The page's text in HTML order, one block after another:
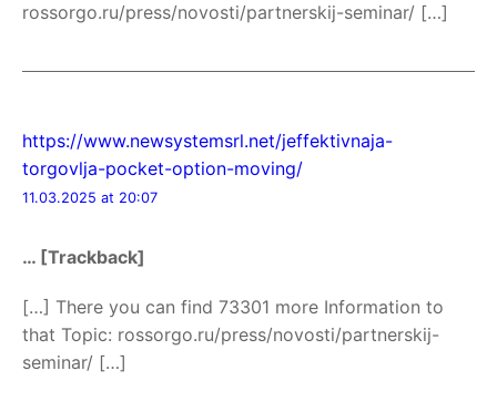
rossorgo.ru/press/novosti/partnerskij-seminar/ […]
https://www.newsystemsrl.net/jeffektivnaja-
torgovlja-pocket-option-moving/
11.03.2025 at 20:07
… [Trackback]
[…] There you can find 73301 more Information to
that Topic: rossorgo.ru/press/novosti/partnerskij-
seminar/ […]